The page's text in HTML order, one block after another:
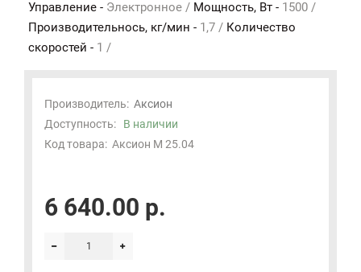
Управление - Электронное / Мощность, Вт - 1500 /
Производительнось, кг/мин - 1,7 / Количество
скоростей - 1 /
Производитель: Аксион
Доступность: В наличии
Код товара: Аксион М 25.04
6 640.00 р.